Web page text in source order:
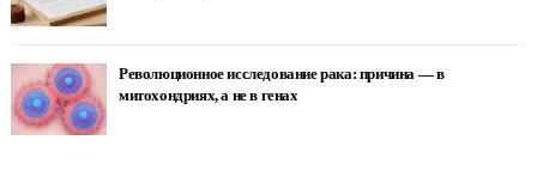
Революционное исследование рака: причина — в
митохондриях, а не в генах